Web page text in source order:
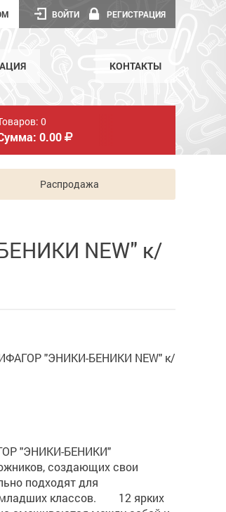
ВОЙТИ РЕГИСТРАЦИЯ
КОНТАКТЫ
0
0.00
Распродажа
NEW" к/
"ЭНИКИ-БЕНИКИ NEW" к/
"ЭНИКИ-БЕНИКИ"
создающих свои
подходят для
младших классов. 12 ярких